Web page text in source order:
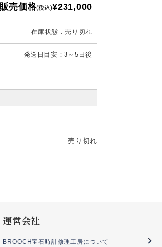
販売価格(税込)¥231,000
在庫状態 : 売り切れ
発送日目安：3～5日後
売り切れ
運営会社
BROOCH宝石時計修理工房について